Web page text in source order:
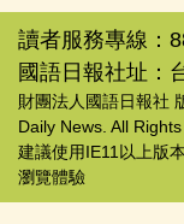
讀者服務專線：
國語日報社址：
財團法人國語日報社
Daily News. All
建議使用IE11以上版
瀏覽體驗